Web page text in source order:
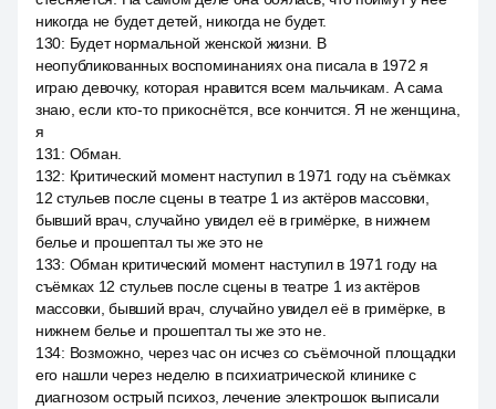
никогда не будет детей, никогда не будет.
130: Будет нормальной женской жизни. В
неопубликованных воспоминаниях она писала в 1972 я
играю девочку, которая нравится всем мальчикам. А сама
знаю, если кто-то прикоснётся, все кончится. Я не женщина,
я
131 : Обман.
132: Критический момент наступил в 1971 году на съёмках
12 стульев после сцены в театре 1 из актёров массовки,
бывший врач, случайно увидел её в гримёрке, в нижнем
белье и прошептал ты же это не
133: Обман критический момент наступил в 1971 году на
съёмках 12 стульев после сцены в театре 1 из актёров
массовки, бывший врач, случайно увидел её в гримёрке, в
нижнем белье и прошептал ты же это не.
134: Возможно, через час он исчез со съёмочной площадки
его нашли через неделю в психиатрической клинике с
диагнозом острый психоз, лечение электрошок выписали